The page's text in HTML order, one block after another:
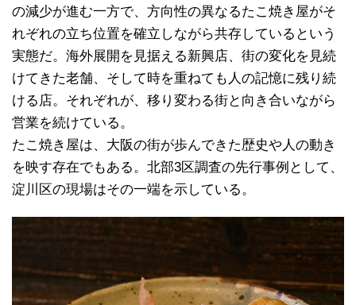
の減少が進む一方で、方向性の異なるたこ焼き屋がそ
れぞれの立ち位置を確立しながら共存しているという
実態だ。海外展開を見据える新興店、街の変化を見続
けてきた老舗、そして時を重ねても人の記憶に残り続
ける店。それぞれが、移り変わる街と向き合いながら
営業を続けている。
たこ焼き屋は、大阪の街が歩んできた歴史や人の動き
を映す存在でもある。北部3区調査の先行事例として、
淀川区の現場はその一端を示している。